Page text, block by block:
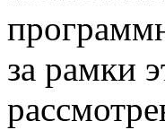
за рамки